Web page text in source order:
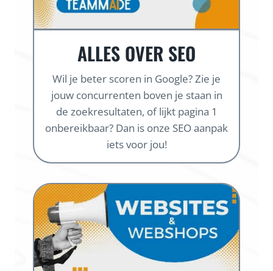
ALLES OVER SEO
Wil je beter scoren in Google? Zie je
jouw concurrenten boven je staan in
de zoekresultaten, of lijkt pagina 1
onbereikbaar? Dan is onze SEO aanpak
iets voor jou!